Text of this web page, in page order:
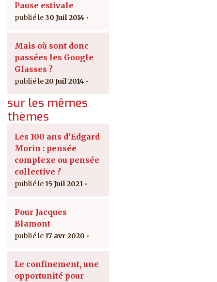
Pause estivale
30 Juil 2014
Mais où sont donc
passées les Google
Glasses ?
20 Juil 2014
sur les mêmes
thèmes
Les 100 ans d’Edgard
Morin : pensée
complexe ou pensée
collective ?
15 Juil 2021
Pour Jacques
Blamont
17 avr 2020
Le confinement, une
opportunité pour